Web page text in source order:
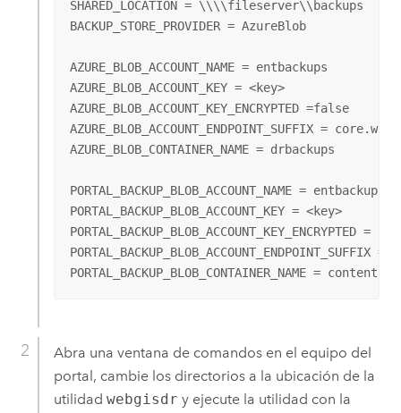
SHARED_LOCATION = \\\\fileserver\\backups
BACKUP_STORE_PROVIDER = AzureBlob
AZURE_BLOB_ACCOUNT_NAME = entbackups
AZURE_BLOB_ACCOUNT_KEY = <key>
AZURE_BLOB_ACCOUNT_KEY_ENCRYPTED =false
AZURE_BLOB_ACCOUNT_ENDPOINT_SUFFIX =
AZURE_BLOB_CONTAINER_NAME = drbackups
PORTAL_BACKUP_BLOB_ACCOUNT_NAME = entbackups
PORTAL_BACKUP_BLOB_ACCOUNT_KEY = <key>
PORTAL_BACKUP_BLOB_ACCOUNT_KEY_ENCRYPTED =
PORTAL_BACKUP_BLOB_CONTAINER_NAME =
Abra una ventana de comandos en el equipo del
portal, cambie los directorios a la ubicación de la
utilidad webgisdr y ejecute la utilidad con la